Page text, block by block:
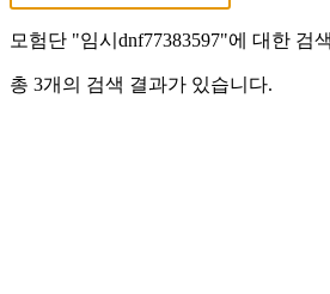
모험단 "임시dnf77383597"에 대한 검
총 3개의 검색 결과가 있습니다.